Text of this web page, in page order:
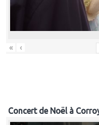
« ‹
Concert de Noël à